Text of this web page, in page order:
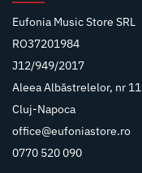
Eufonia Music Store SRL
RO37201984
J12/949/2017
Aleea Albăstrelelor, nr 11
Cluj-Napoca
office@eufoniastore.ro
0770 520 090